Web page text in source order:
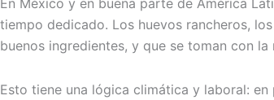
En México y en buena parte de América
tiempo dedicado. Los huevos rancheros,
buenos ingredientes, y que se toman con
Esto tiene una lógica climática y laboral: